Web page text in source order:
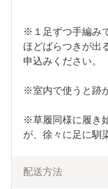
※１足ずつ手編み
ほどばらつきが出
申込みください。
※室内で使うと跡
※草履同様に履き
が、徐々に足に馴
配送方法